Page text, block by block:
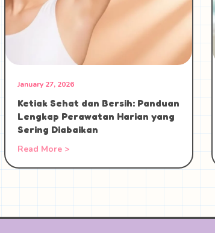
January 27, 2026
Ketiak Sehat dan Bersih: Panduan
Lengkap Perawatan Harian yang
Sering Diabaikan
Read More >